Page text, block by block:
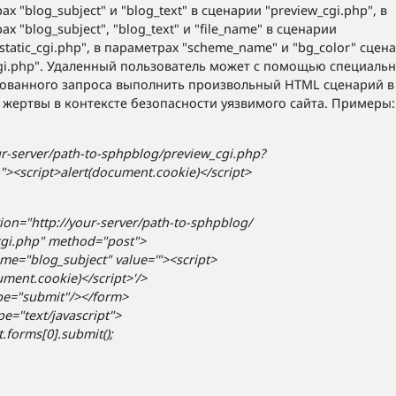
"blog_subject" и "blog_text" в сценарии "preview_cgi.php", в
"blog_subject", "blog_text" и "file_name" в сценарии
в параметрах "scheme_name" и "bg_color"
Удаленный пользователь может с помощью
запроса выполнить произвольный HTML сценарий в
жертвы в контексте безопасности уязвимого сайта. Примеры:
server/path-to-sphpblog/preview_cgi.php?
script>
your-server/path-to-sphpblog/
method="post">
value='"><script>
script>'/>
></form>
javascript">